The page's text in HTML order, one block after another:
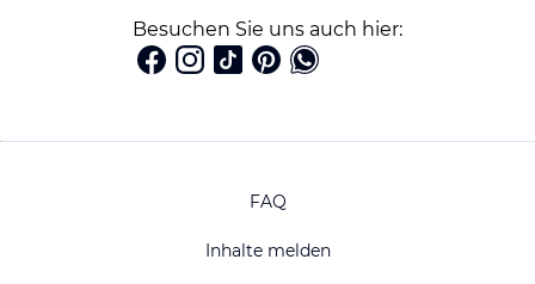
Besuchen Sie uns auch hier:
FAQ
Inhalte melden